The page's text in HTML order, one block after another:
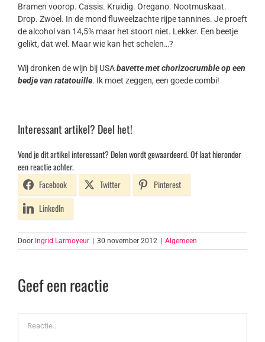
Bramen voorop. Cassis. Kruidig. Oregano. Nootmuskaat.
Drop. Zwoel. In de mond fluweelzachte rijpe tannines. Je proeft
de alcohol van 14,5% maar het stoort niet. Lekker. Een beetje
gelikt, dat wel. Maar wie kan het schelen…?
Wij dronken de wijn bij USAbavette met chorizocrumble op een
bedje van ratatouille. Ik moet zeggen, een goede combi!
Interessant artikel? Deel het!
Vond je dit artikel interessant? Delen wordt gewaardeerd. Of laat hieronder
een reactie achter.
Facebook
Twitter
Pinterest
LinkedIn
Door Ingrid Larmoyeur 30 november 2012 Algemeen
Geef een reactie